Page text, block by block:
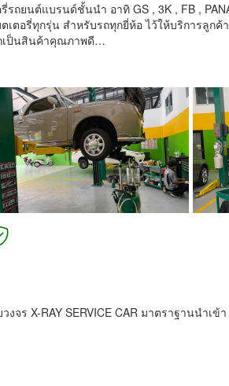
ถยนต์แบรนด์ชั้นนำ อาทิ GS , 3K , FB ,
ตเตอรี่ทุกรุ่น สำหรับรถทุกยี่ห้อ ไว้ให้บริการลูก
เป็นสินค้าคุณภาพดี…
ร X-RAY SERVICE CAR มาตราฐานนำเข้า